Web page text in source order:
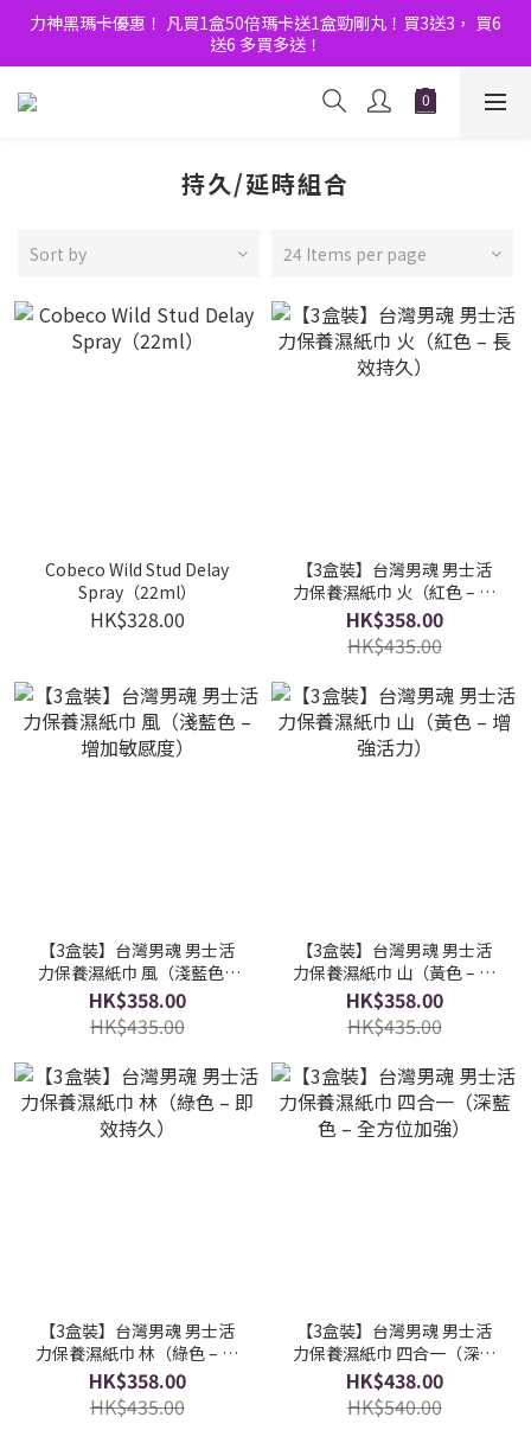
8月優惠Double賞！門市大人玩具節 ｜全店購物滿$600額外9折！
力神黑瑪卡優惠！ 凡買1盒50倍瑪卡送1盒勁剛丸！買3送3， 買6
送6 多買多送！
8月優惠Double賞！門市大人玩具節 ｜全店購物滿$600額外9折！
持久/延時組合
Sort by 24 Items per page
Cobeco Wild Stud Delay
Spray（22ml）
HK$328.00
【3盒裝】台灣男魂 男士活
力保養濕紙巾 火（紅色 – 長
效持久）
HK$358.00
HK$435.00
【3盒裝】台灣男魂 男士活
力保養濕紙巾 風（淺藍色 –
增加敏感度）
HK$358.00
HK$435.00
【3盒裝】台灣男魂 男士活
力保養濕紙巾 山（黃色 – 增
強活力）
HK$358.00
HK$435.00
【3盒裝】台灣男魂 男士活
力保養濕紙巾 林（綠色 – 即
效持久）
HK$358.00
HK$435.00
【3盒裝】台灣男魂 男士活
力保養濕紙巾 四合一（深藍
色 – 全方位加強）
HK$438.00
HK$540.00